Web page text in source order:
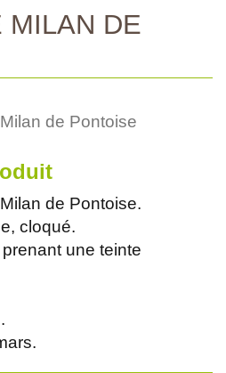
MILAN DE
de Pontoise
de Pontoise.
cloqué.
une teinte